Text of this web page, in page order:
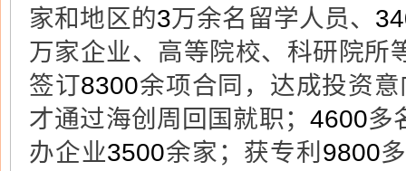
家和地区的3万余名留学人员、
万家企业、高等院校、科研院所
签订8300余项合同，达成投资意
才通过海创周回国就职； 4600多
办企业3500余家；获专利 9800